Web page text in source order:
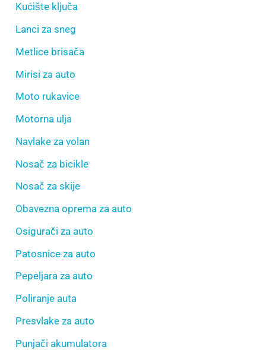
Kućište ključa
Lanci za sneg
Metlice brisača
Mirisi za auto
Moto rukavice
Motorna ulja
Navlake za volan
Nosač za bicikle
Nosač za skije
Obavezna oprema za auto
Osigurači za auto
Patosnice za auto
Pepeljara za auto
Poliranje auta
Presvlake za auto
Punjači akumulatora